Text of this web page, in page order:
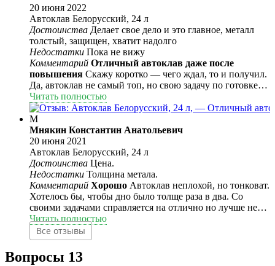
стороны сьеб@ться и соответственно пропускает
воздух.Я психанул и в 5-ти местах капнул супер
клея.Теперь держит.Фумка полное г@вно!Отсутствие
термометра «в руководстве написано,что термометра
нет в комплектации».Отсутствие запасной прокладки
«но это я так,можно было и не писать этот пункт».При
использовании заметил,что при давлении 3.2
деформировался квадрат прижимного
механизма,придётся править и усиливать путём
приваривается к квадрату либо пластины либо
уголка.После использования запах из бака не приятный
стоит,стенки внутри покрываются ржавчиной.Просушу
капитально и буду огнеупорной краской покрывать,чтоб
увеличить срок службы.После использования дно не
деформировалось.Тушенка в нем получилась
отменная.Впрочем,если вы задумались о приобретении
данного автоклава,мой совет,берите!
20 июня 2022
Автоклав Белорусский, 24 л
Достоинства Делает свое дело и это главное, металл
толстый, защищен, хватит надолго
Недостатки Пока не вижу
Комментарий Отличный автоклав даже после
повышения Скажу коротко — чего ждал, то и получил.
Да, автоклав не самый топ, но свою задачу по готовке
солений и тушенок выполняет как надо, а большего мне
и не надо. Крышки не срывало за 4 раза использования,
использовал обычные твист-офф. Недостатков за эту
цену не вижу. Время покажет, но пока работой доволен.
Читать полностью
М
Мнякин Константин Анатольевич
20 июня 2021
Автоклав Белорусский, 24 л
Достоинства Цена.
Недостатки Толщина метала.
Комментарий Хорошо Автоклав неплохой, но тонковат.
Хотелось бы, чтобы дно было толще раза в два. Со
своими задачами справляется на отлично но лучше не
превышать давление более 4 так как возможна
деформация дна в моём случае так и произошло
пришлось поработать киянкой заодно слегка
модернизировал его под автоматику.
Читать полностью
Все отзывы
Вопросы 13